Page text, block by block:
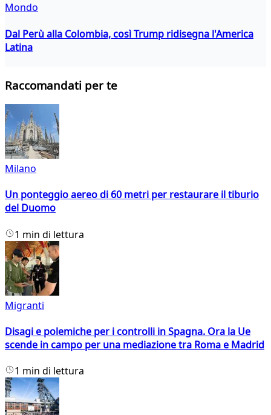
Mondo
Dal Perù alla Colombia, così Trump ridisegna l'America
Latina
Raccomandati per te
Milano
Un ponteggio aereo di 60 metri per restaurare il tiburio
del Duomo
1 min di lettura
Migranti
Disagi e polemiche per i controlli in Spagna. Ora la Ue
scende in campo per una mediazione tra Roma e Madrid
1 min di lettura